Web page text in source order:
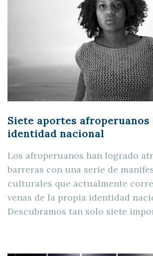
Siete aportes afroperuanos
identidad nacional
Los afroperuanos han logrado
barreras con una serie de
culturales que actualmente
venas de la propia identidad
Descubramos tan solo siete